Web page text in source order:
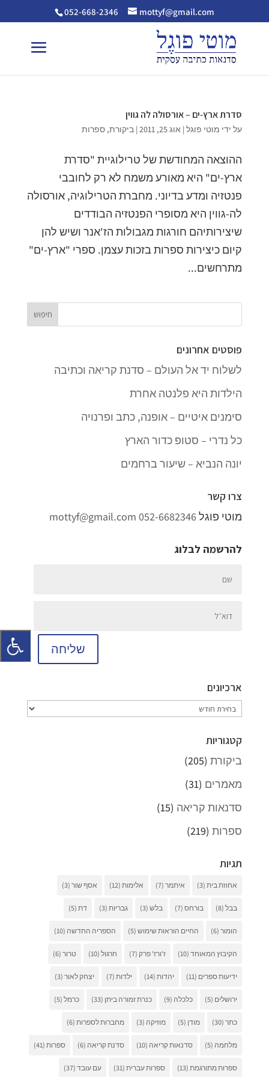
052-668-2346 mottyf@gmail.com
סדרת ארץ-ים – אורסולה לה גווין
על ידי מוטי פוגל| אוג 25, 2011 | ביקורת, ספרות
ההוצאה המחודשת של טרילוגיית "סדרת
ארץ-ים" היא מאורע משמח לא רק לחובבי
פנטזיה ומדע בדיוני. מחברת הטרילוגיה, אורסולה
לה-גווין היא מסופרי הפנטזיה הבודדים
שיצירותיהם חורגות מגבולות הז'אנר ושיש להן
קיום כיצירות ספרות בזכות עצמן. ספרי "ארץ-ים"
מתרחשים...
פוסטים אחרונים
לשלוח יד אל העולם – סדנת קריאה וכתיבה
הילדות היא פלנטה אחרת
סימנים איטיים – אופנה, כתב ופרנויה
כל נדרי – סטופ כדור הארץ
יונה הנביא – שיעור ברחמים
צרו קשר
מוטי פוגל052-6682346
mottyf@gmail.com
להרשמה לבלוג
שליחה
ארכיונים
ארכיונים
קטגוריות
ביקורת(205)
מאמרים (31)
סדנאות קריאה (15)
ספרות(219)
תגיות
אחוזת בית(3) איתמר(7) אלימות(12) אסף שור(3)
בבל(8) בורחס(7) בלש(3) גבריות(3) דת(5)
הומור(6) החיים הוראות שימוש(5) הספריה החדשה (10)
הקיבוץ המאוחד(10) ז'ורז' פרק(7) חרגול(10) טרור(6)
ידיעות ספרים (11) יהדות(14) ילדות(7) יצחק לאור(3)
ירושלים (5) כלכלה (9) כנרת זמורה ביתן (33) כרמל(5)
כתר(30) מודן (5) מוזיקה (3) מחברות לספרות(6)
מלחמה (5) סדנאות קריאה (10) סדנת קריאה (6) ספרות(41)
ספרות מתורגמת(13) ספרות עברית(31) עם עובד(37)